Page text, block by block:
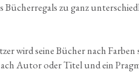
Bücher­re­gals zu ganz
wird sei­ne Bücher nach
Autor oder Titel und ein